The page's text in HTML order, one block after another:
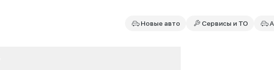
Новые авто Сервисы и ТО